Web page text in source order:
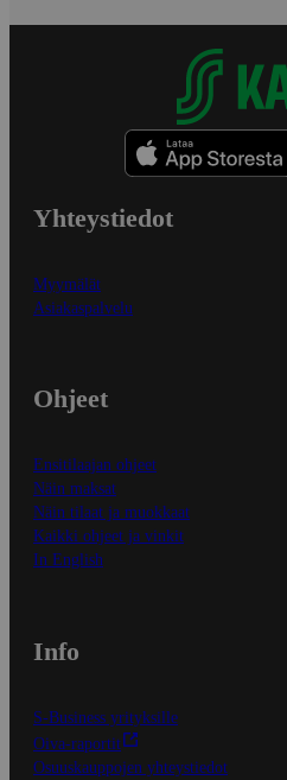
Yhteystiedot
Myymälät
Asiakaspalvelu
Ohjeet
Ensitilaajan ohjeet
Näin maksat
Näin tilaat ja muokkaat
Kaikki ohjeet ja vinkit
In English
Info
S-Business yrityksille
Oiva-raportit
Osuuskauppojen yhteystiedot